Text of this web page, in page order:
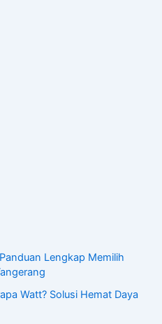
Lengkap Memilih
Watt? Solusi Hemat Daya